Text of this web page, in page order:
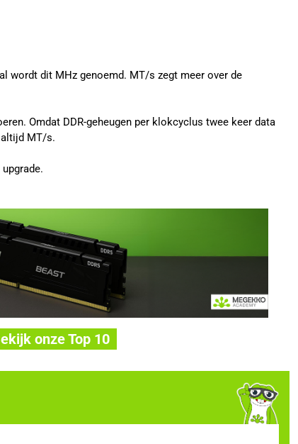
wordt dit MHz genoemd. MT/s zegt meer over de
Omdat DDR-geheugen per klokcyclus twee keer data
MT/s.
onze Top 10